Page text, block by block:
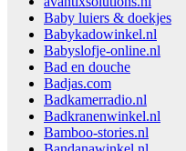
Baby luiers & doekjes
Babykadowinkel.nl
Babyslofje-online.nl
Bad en douche
Badjas.com
Badkamerradio.nl
Badkranenwinkel.nl
Bamboo-stories.nl